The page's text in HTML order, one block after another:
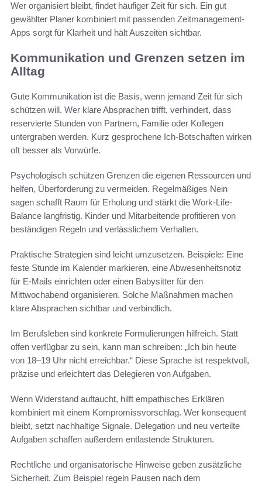
Wer organisiert bleibt, findet häufiger Zeit für sich. Ein gut
gewählter Planer kombiniert mit passenden Zeitmanagement-
Apps sorgt für Klarheit und hält Auszeiten sichtbar.
Kommunikation und Grenzen setzen im
Alltag
Gute Kommunikation ist die Basis, wenn jemand Zeit für sich
schützen will. Wer klare Absprachen trifft, verhindert, dass
reservierte Stunden von Partnern, Familie oder Kollegen
untergraben werden. Kurz gesprochene Ich-Botschaften wirken
oft besser als Vorwürfe.
Psychologisch schützen Grenzen die eigenen Ressourcen und
helfen, Überforderung zu vermeiden. Regelmäßiges Nein
sagen schafft Raum für Erholung und stärkt die Work-Life-
Balance langfristig. Kinder und Mitarbeitende profitieren von
beständigen Regeln und verlässlichem Verhalten.
Praktische Strategien sind leicht umzusetzen. Beispiele: Eine
feste Stunde im Kalender markieren, eine Abwesenheitsnotiz
für E-Mails einrichten oder einen Babysitter für den
Mittwochabend organisieren. Solche Maßnahmen machen
klare Absprachen sichtbar und verbindlich.
Im Berufsleben sind konkrete Formulierungen hilfreich. Statt
offen verfügbar zu sein, kann man schreiben: „Ich bin heute
von 18–19 Uhr nicht erreichbar.“ Diese Sprache ist respektvoll,
präzise und erleichtert das Delegieren von Aufgaben.
Wenn Widerstand auftaucht, hilft empathisches Erklären
kombiniert mit einem Kompromissvorschlag. Wer konsequent
bleibt, setzt nachhaltige Signale. Delegation und neu verteilte
Aufgaben schaffen außerdem entlastende Strukturen.
Rechtliche und organisatorische Hinweise geben zusätzliche
Sicherheit. Zum Beispiel regeln Pausen nach dem